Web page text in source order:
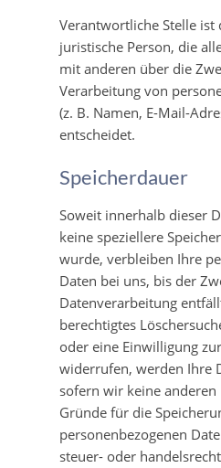
Verantwortliche Stelle
juristische Person, die
mit anderen über die
Verarbeitung von
(z. B. Namen, E-Mail-
entscheidet.
Speicherdauer
Soweit innerhalb dieser
keine speziellere
wurde, verbleiben Ihre
Daten bei uns, bis der
Datenverarbeitung
berechtigtes
oder eine Einwilligung
widerrufen, werden Ihre
sofern wir keine anderen
Gründe für die
personenbezogenen
steuer- oder